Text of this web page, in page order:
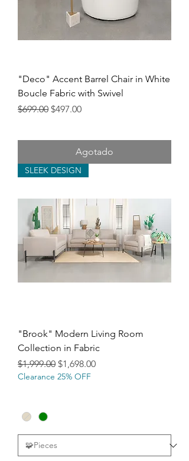
"Deco" Accent Barrel Chair in White
Boucle Fabric with Swivel
Precio
$699.00 Precio de oferta
$497.00
Agotado
SLEEK DESIGN
"Brook" Modern Living Room
Collection in Fabric
Precio
$1,999.00 Precio de oferta
$1,698.00
Clearance 25% OFF